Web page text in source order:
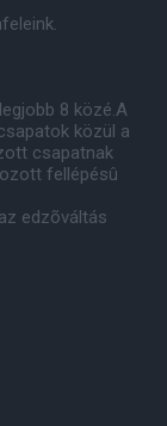
8 közé.A
közül a
csapatnak
fellépésû
edzõváltás